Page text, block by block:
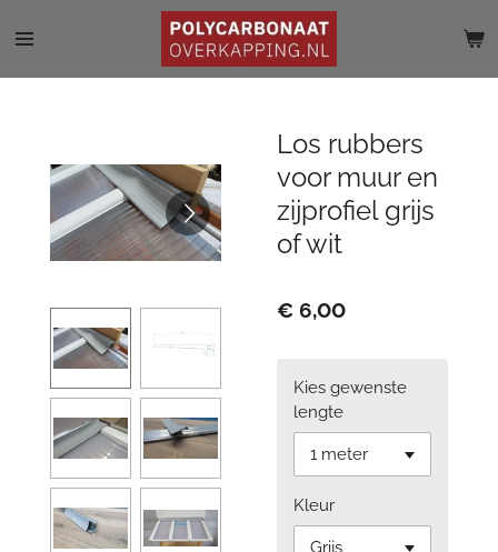
direct
Los rubbers
voor muur en
zijprofiel grijs
of wit
€ 6,00
Kies gewenste
lengte
Kleur